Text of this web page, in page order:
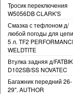
Тросик переключения
W5056DB CLARK'S
Смазка с тефлоном д/
любой погоды для цепи
5 л. TF2
WELDTITE
Втулка задняя д/
D102SB/SS NOVATEC
Багажник передний 26-
29". AUTHOR